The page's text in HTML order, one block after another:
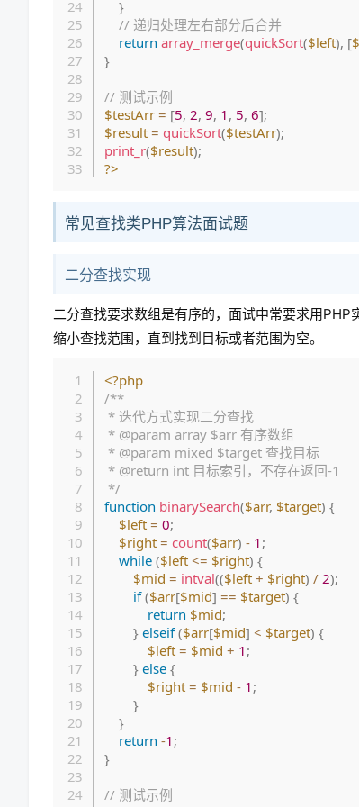
}
// 递归处理左右部分后合并
return array_merge(quickSort($left), [
}
// 测试示例
$testArr = [5, 2, 9, 1 , 5, 6];
$result = quickSort($testArr);
print_r($result);
?>
常见查找类PHP算法面试题
二分查找实现
二分查找要求数组是有序的，面试中常要求用PHP
缩小查找范围，直到找到目标或者范围为空。
<?php
/**
*/
function binarySearch($arr, $target) {
$left = 0;
$right = count($arr) - 1 ;
while ($left <= $right) {
$mid = intval(($left + $right) / 2);
if ($arr[$mid] == $target) {
return $mid;
} elseif ($arr[$mid] < $target) {
$left = $mid + 1 ;
} else {
$right = $mid - 1 ;
}
}
return -1 ;
}
// 测试示例